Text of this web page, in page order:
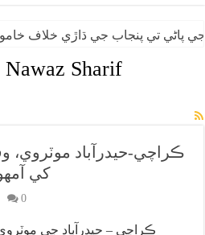
پاڻي تي پنجاب جي ڌاڙي خلاف
Nawaz Sharif
ڪراچي-حيدرآباد
کي
0